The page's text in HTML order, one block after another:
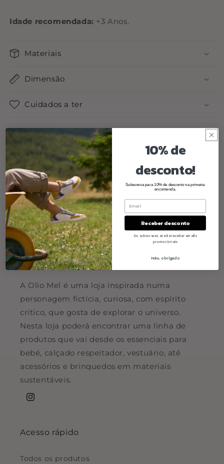
Idade recomendada: +3 Anos.
Materiais
Dimensão
Cuidados a ter
Quem somos
A Olio Mel é uma loja inspirada numa
personagem fictícia, curiosa, com espírito
crítico, que gosta de explorar o universo.
Nesta loja poderá encontrar uma linha de
produtos que vai desde os essenciais para
bebé, calçado respeitador, vestuário, até
acessórios e brinquedos em materiais
sustentáveis.
Instagram
Acesso rápido
Todos os produtos
10% de
desconto!
Subscreva para 10% de desconto na primeira
encomenda.
Receber desconto
Ao subscrever, aceita receber emails
promocionais
Não, obrigado